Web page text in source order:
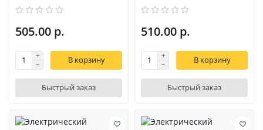
505.00 р.
В корзину
Быстрый заказ
510.00 р.
В корзину
Быстрый заказ